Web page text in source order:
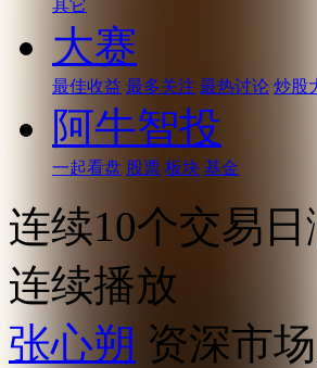
其它
大赛
最佳收益 最多关注 最热讨论 炒股
阿牛智投
一起看盘 股票 板块 基金
连续10个交易
连续播放
张心朔 资深市